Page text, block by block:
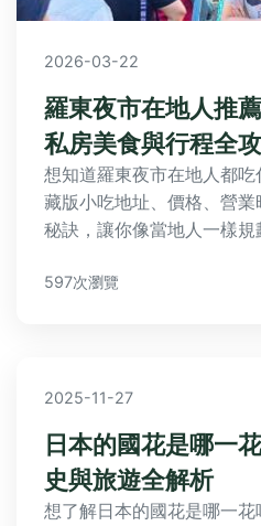
2026-03-22
羅東夜市在地人推
私房美食與行程全
想知道羅東夜市在地人都
藏版小吃地址、價格、營
秘訣，讓你像當地人一樣
597次瀏覽
2025-11-27
日本的國花是哪一
史與旅遊全解析
想了解日本的國花是哪一